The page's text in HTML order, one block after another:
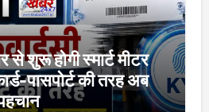
शुरू होगी स्मार्ट मीटर
पासपोर्ट की तरह अब